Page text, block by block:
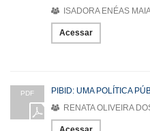
ISADORA ENÉAS
Acessar
PDF
PIBID: UMA POLÍTICA
RENATA OLIVEIRA